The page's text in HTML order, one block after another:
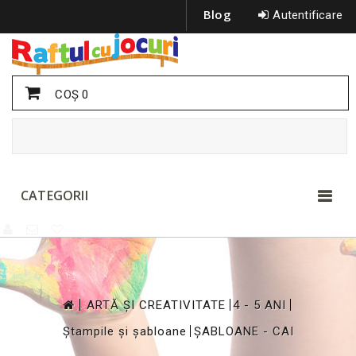
Autentificare
Blog
COŞ0
CATEGORII
>
ARTĂ ȘI CREATIVITATE
>
4 - 5 ANI
Ștampile și șabloane
ȘABLOANE - CAI